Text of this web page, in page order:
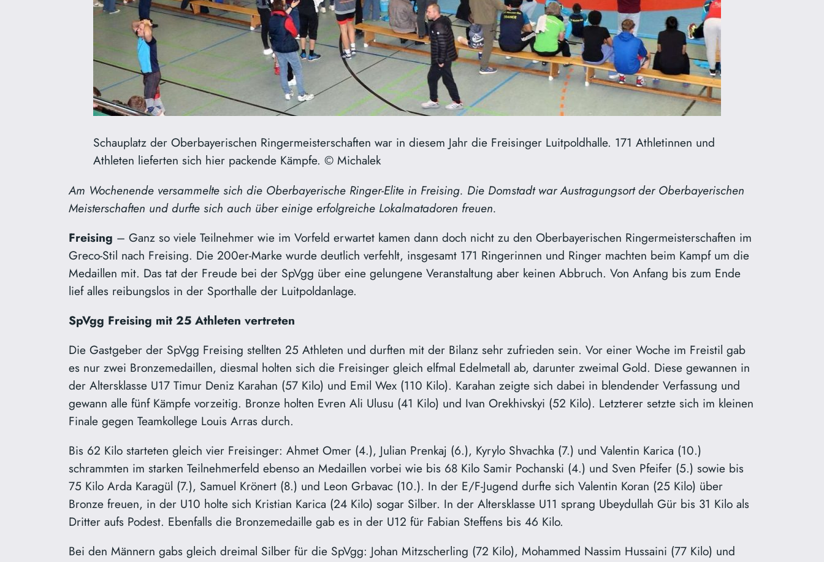
Schauplatz der Oberbayerischen Ringermeisterschaften war in diesem Jahr die Freisinger Luitpoldhalle. 171 Athletinnen und
Athleten lieferten sich hier packende Kämpfe. © Michalek
Am Wochenende versammelte sich die Oberbayerische Ringer-Elite in Freising. Die Domstadt war Austragungsort der Oberbayerischen
Meisterschaften und durfte sich auch über einige erfolgreiche Lokalmatadoren freuen.
Freising – Ganz so viele Teilnehmer wie im Vorfeld erwartet kamen dann doch nicht zu den Oberbayerischen Ringermeisterschaften im
Greco-Stil nach Freising. Die 200er-Marke wurde deutlich verfehlt, insgesamt 171 Ringerinnen und Ringer machten beim Kampf um die
Medaillen mit. Das tat der Freude bei der SpVgg über eine gelungene Veranstaltung aber keinen Abbruch. Von Anfang bis zum Ende
lief alles reibungslos in der Sporthalle der Luitpoldanlage.
SpVgg Freising mit 25 Athleten vertreten
Die Gastgeber der SpVgg Freising stellten 25 Athleten und durften mit der Bilanz sehr zufrieden sein. Vor einer Woche im Freistil gab
es nur zwei Bronzemedaillen, diesmal holten sich die Freisinger gleich elfmal Edelmetall ab, darunter zweimal Gold. Diese gewannen in
der Altersklasse U17 Timur Deniz Karahan (57 Kilo) und Emil Wex (110 Kilo). Karahan zeigte sich dabei in blendender Verfassung und
gewann alle fünf Kämpfe vorzeitig. Bronze holten Evren Ali Ulusu (41 Kilo) und Ivan Orekhivskyi (52 Kilo). Letzterer setzte sich im kleinen
Finale gegen Teamkollege Louis Arras durch.
Bis 62 Kilo starteten gleich vier Freisinger: Ahmet Omer (4.), Julian Prenkaj (6.), Kyrylo Shvachka (7.) und Valentin Karica (10.)
schrammten im starken Teilnehmerfeld ebenso an Medaillen vorbei wie bis 68 Kilo Samir Pochanski (4.) und Sven Pfeifer (5.) sowie bis
75 Kilo Arda Karagül (7.), Samuel Krönert (8.) und Leon Grbavac (10.). In der E/F-Jugend durfte sich Valentin Koran (25 Kilo) über
Bronze freuen, in der U10 holte sich Kristian Karica (24 Kilo) sogar Silber. In der Altersklasse U11 sprang Ubeydullah Gür bis 31 Kilo als
Dritter aufs Podest. Ebenfalls die Bronzemedaille gab es in der U12 für Fabian Steffens bis 46 Kilo.
Bei den Männern gabs gleich dreimal Silber für die SpVgg: Johan Mitzscherling (72 Kilo), Mohammed Nassim Hussaini (77 Kilo) und